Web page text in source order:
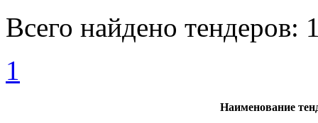
Всего найдено тендеров:
1
Наименование